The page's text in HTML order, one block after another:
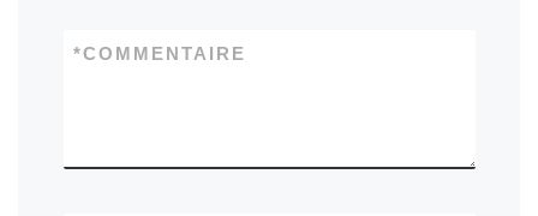
COMMENTAIRE
*